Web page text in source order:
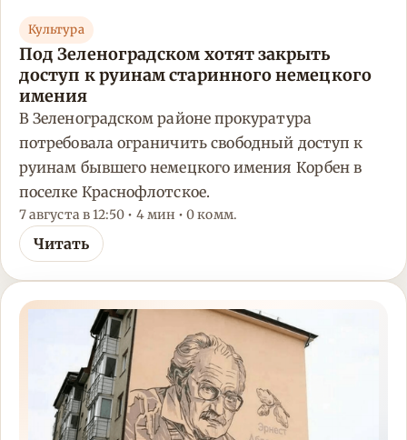
Культура
Под Зеленоградском хотят закрыть
доступ к руинам старинного немецкого
имения
В Зеленоградском районе прокуратура
потребовала ограничить свободный доступ к
руинам бывшего немецкого имения Корбен в
поселке Краснофлотское.
7 августа в 12:50 • 4 мин • 0 комм.
Читать